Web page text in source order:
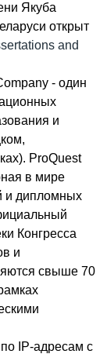
Якуба
открыт
and
- один
и
ProQuest
в мире
и дипломных
Конгресса
и
свыше 70
IP-адресам с